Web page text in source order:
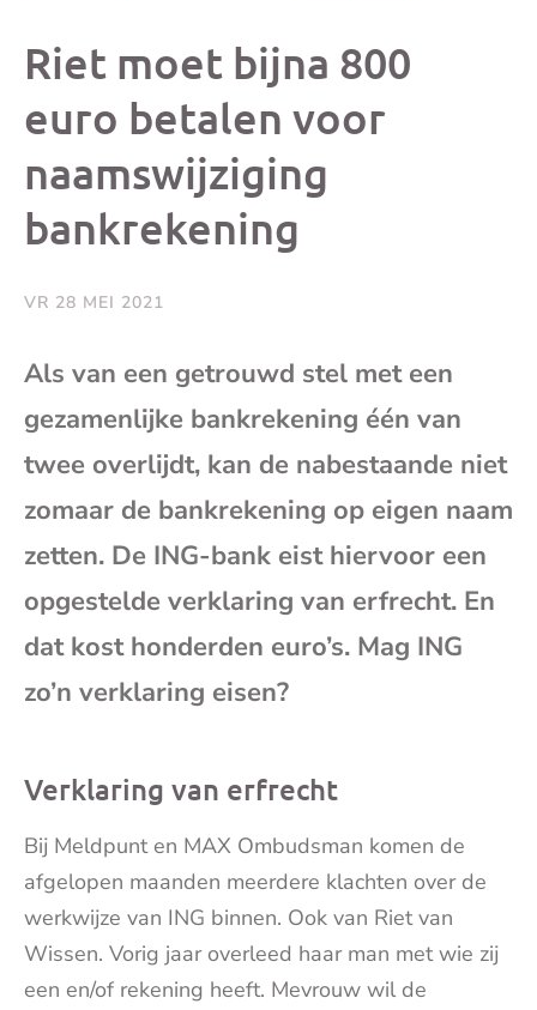
Riet moet bijna 800
euro betalen voor
naamswijziging
bankrekening
VR 28 MEI 2021
Als van een getrouwd stel met een
gezamenlijke bankrekening één van
twee overlijdt, kan de nabestaande niet
zomaar de bankrekening op eigen naam
zetten. De ING-bank eist hiervoor een
opgestelde verklaring van erfrecht. En
dat kost honderden euro’s. Mag ING
zo’n verklaring eisen?
Verklaring van erfrecht
Bij Meldpunt en MAX Ombudsman komen de
afgelopen maanden meerdere klachten over de
werkwijze van ING binnen. Ook van Riet van
Wissen. Vorig jaar overleed haar man met wie zij
een en/of rekening heeft. Mevrouw wil de